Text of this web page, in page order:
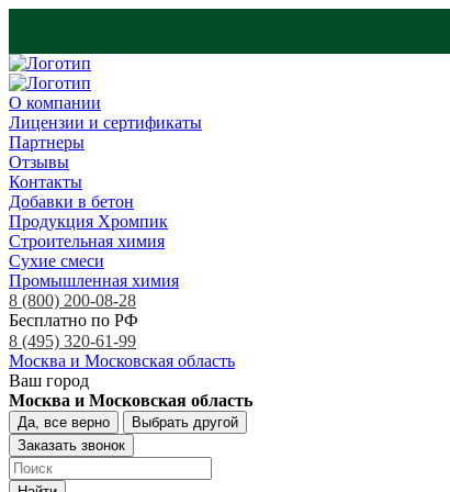
О компании
Лицензии и сертификаты
Партнеры
Отзывы
Контакты
Добавки в бетон
Продукция Хромпик
Строительная химия
Сухие смеси
Промышленная химия
8 (800) 200-08-28
Бесплатно по РФ
8 (495) 320-61-99
Москва и Московская область
Ваш город
Москва и Московская область
Да, все верно
Выбрать другой
Заказать звонок